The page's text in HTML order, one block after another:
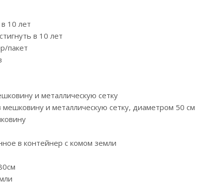
10 лет
в 10 лет
пакет
и металлическую сетку
и металлическую сетку, диаметром 50 см
в контейнер с комом земли